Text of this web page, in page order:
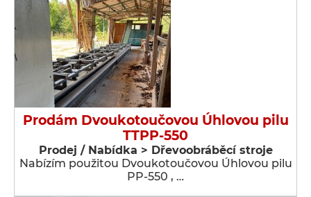
Prodám Dvoukotoučovou Úhlovou pilu
TTPP-550
Prodej / Nabídka > Dřevoobráběcí stroje
Nabízím použitou Dvoukotoučovou Úhlovou pilu
PP-550 , …